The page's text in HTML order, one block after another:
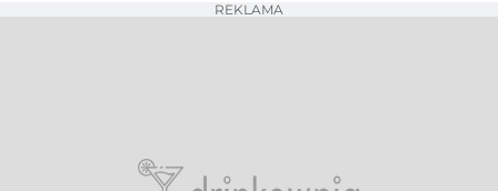
REKLAMA